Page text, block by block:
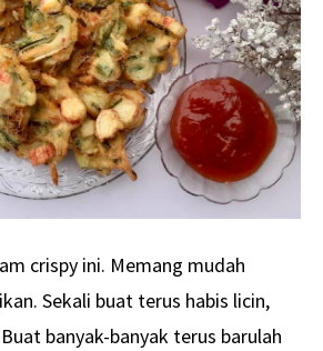
crispy ini. Memang mudah
Sekali buat terus habis licin,
banyak-banyak terus barulah